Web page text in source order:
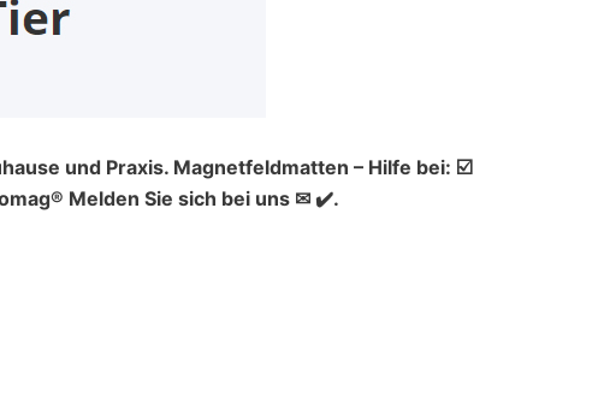
und Praxis. Magnetfeldmatten – Hilfe bei: ☑️
Melden Sie sich bei uns ✉ ✔️.